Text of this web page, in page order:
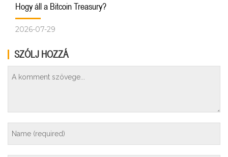
Hogy áll a Bitcoin Treasury?
2026-07-29
SZÓLJ HOZZÁ